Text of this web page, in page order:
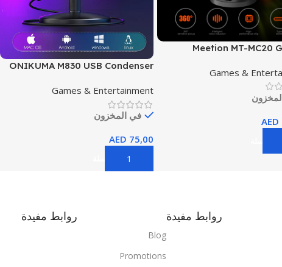
Meetion MT-MC20
Games &
AED
السلة
ONIKUMA M830 USB Condenser
Games & Entertainment
في المخزون
AED 75,00
إضافة إلى السلة
روابط مفيدة روابط مفيدة
Blog
Promotions